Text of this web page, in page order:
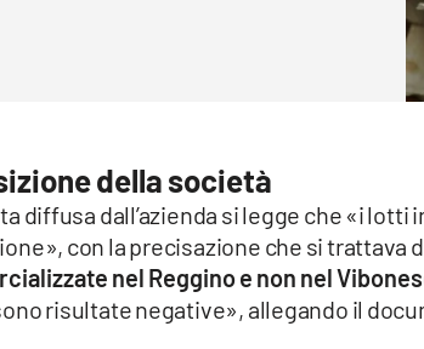
della società
diffusa dall’azienda si legge che «i
con la precisazione che si trattava
nel Reggino e non nel
risultate negative», allegando il